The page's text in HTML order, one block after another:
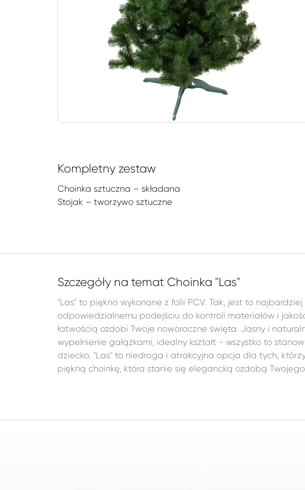
Kompletny zestaw
Choinka sztuczna – składana
Stojak – tworzywo sztuczne
Szczegóły na temat Choinka "Las"
"Las" to piękno wykonane z folii PCV. Tak, jest to
odpowiedzialnemu podejściu do kontroli materiałów i
łatwością ozdobi Twoje noworoczne święta. Jasny i
wypełnienie gałązkami, idealny kształt - wszystko to
dziecko. "Las" to niedroga i atrakcyjna opcja dla tych,
piękną choinkę, która stanie się elegancką ozdobą